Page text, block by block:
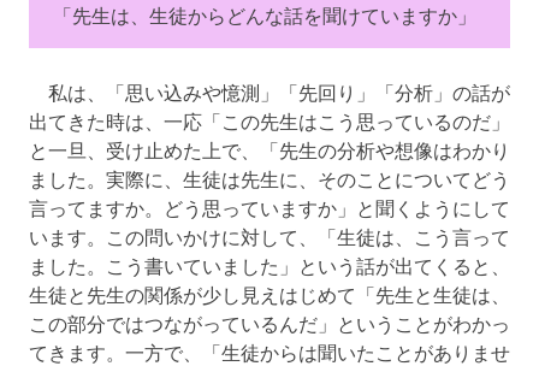
「先生は、生徒からどんな話を聞けていますか」
私は、「思い込みや憶測」「先回り」「分析」の話が
出てきた時は、一応「この先生はこう思っているのだ」
と一旦、受け止めた上で、「先生の分析や想像はわかり
ました。実際に、生徒は先生に、そのことについてどう
言ってますか。どう思っていますか」と聞くようにして
います。この問いかけに対して、「生徒は、こう言って
ました。こう書いていました」という話が出てくると、
生徒と先生の関係が少し見えはじめて「先生と生徒は、
この部分ではつながっているんだ」ということがわかっ
てきます。一方で、「生徒からは聞いたことがありませ